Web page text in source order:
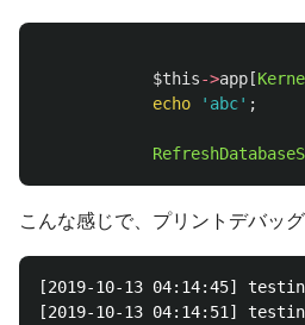
$this->app [
echo
'abc' ;
こんな感じで、プリントデバッ
[2019-10-13 04:14:45]
[2019-10-13 04:14:51]